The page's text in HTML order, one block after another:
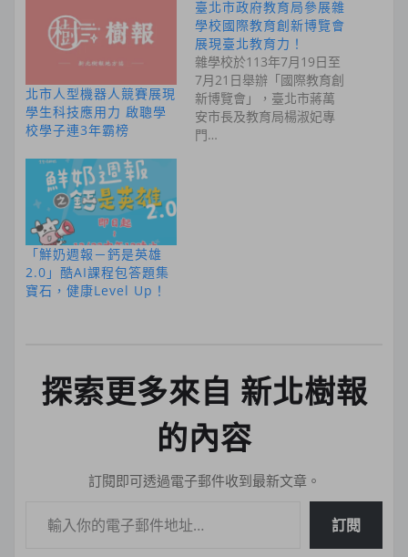
北市人型機器人競賽展現
學生科技應用力 啟聰學
校學子連3年霸榜
臺北市政府教育局參展雜
學校國際教育創新博覽會
展現臺北教育力！
雜學校於113年7月19日至
7月21日舉辦「國際教育創
新博覽會」，臺北市蔣萬
安市長及教育局楊淑妃專
門…
「鮮奶週報－鈣是英雄
2.0」酷AI課程包答題集
寶石，健康Level Up！
探索更多來自 新北樹報
的內容
訂閱即可透過電子郵件收到最新文章。
訂閱